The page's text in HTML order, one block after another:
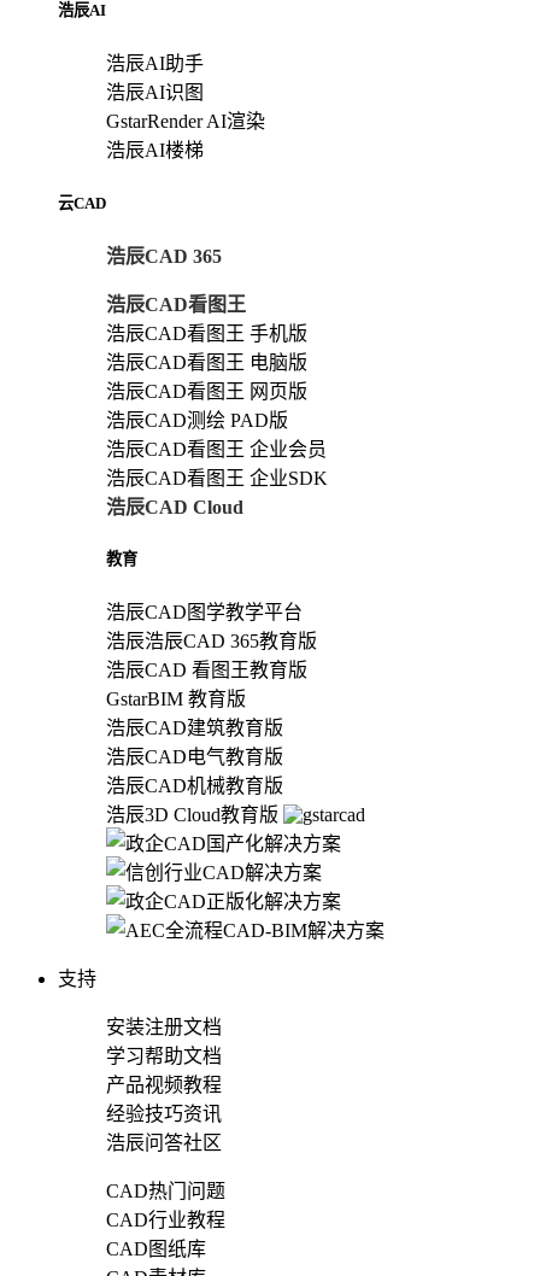
浩辰AI
浩辰AI助手
浩辰AI识图
GstarRender AI渲染
浩辰AI楼梯
云CAD
浩辰CAD 365
浩辰CAD看图王
浩辰CAD看图王 手机版
浩辰CAD看图王 电脑版
浩辰CAD看图王 网页版
浩辰CAD测绘 PAD版
浩辰CAD看图王 企业会员
浩辰CAD看图王 企业SDK
浩辰CAD Cloud
教育
浩辰CAD图学教学平台
浩辰浩辰CAD 365教育版
浩辰CAD 看图王教育版
GstarBIM 教育版
浩辰CAD建筑教育版
浩辰CAD电气教育版
浩辰CAD机械教育版
浩辰3D Cloud教育版
支持
安装注册文档
学习帮助文档
产品视频教程
经验技巧资讯
浩辰问答社区
CAD热门问题
CAD行业教程
CAD图纸库